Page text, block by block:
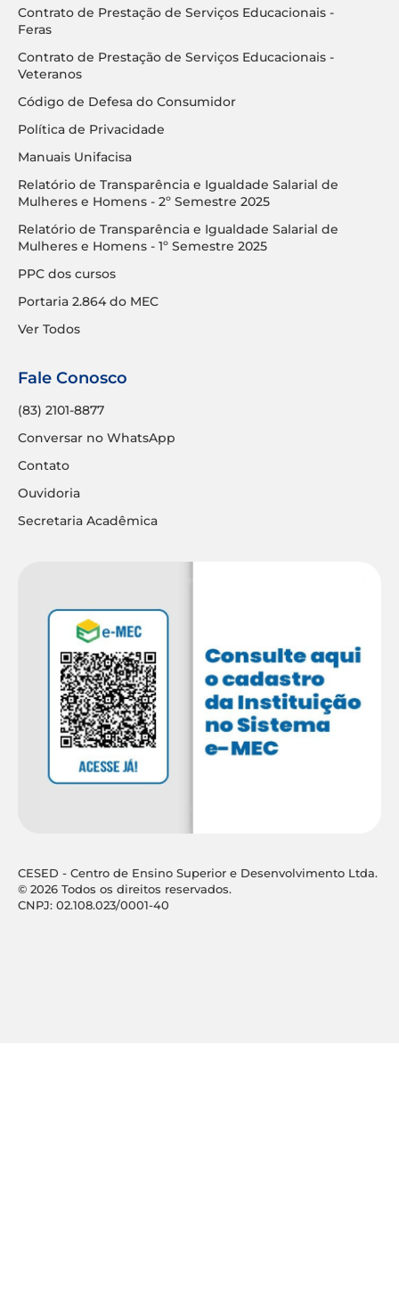
Contrato de Prestação de Serviços Educacionais -
Feras
Contrato de Prestação de Serviços Educacionais -
Veteranos
Código de Defesa do Consumidor
Política de Privacidade
Manuais Unifacisa
Relatório de Transparência e Igualdade Salarial de
Mulheres e Homens - 2º Semestre 2025
Relatório de Transparência e Igualdade Salarial de
Mulheres e Homens - 1º Semestre 2025
PPC dos cursos
Portaria 2.864 do MEC
Ver Todos
Fale Conosco
(83) 2101-8877
Conversar no WhatsApp
Contato
Ouvidoria
Secretaria Acadêmica
CESED - Centro de Ensino Superior e Desenvolvimento Ltda.
© 2026 Todos os direitos reservados.
CNPJ: 02.108.023/0001-40